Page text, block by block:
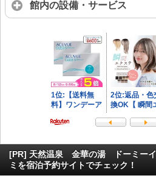
館内の設備・サービス
[PR] 天然温泉 金華の湯 ドーミーイ
ミを宿泊予約サイトでチェック！